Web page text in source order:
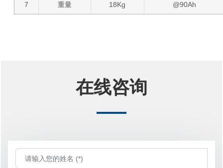
7 重量 18Kg @90Ah
在线咨询